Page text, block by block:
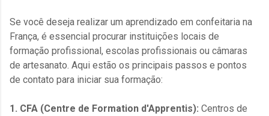
Se você deseja realizar um aprendizado em confeitaria na
França, é essencial procurar instituições locais de
formação profissional, escolas profissionais ou câmaras
de artesanato. Aqui estão os principais passos e pontos
de contato para iniciar sua formação:
1. CFA (Centre de Formation d'Apprentis): Centros de